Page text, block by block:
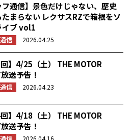
フ通信】景色だけじゃない、歴史
まらない レクサスRZで箱根をソ
イブ vol1
信 2026.04.25
回】4/25（土） THE MOTOR
送予告！
信 2026.04.23
回】4/18（土） THE MOTOR
送予告！
信 2026.04.16